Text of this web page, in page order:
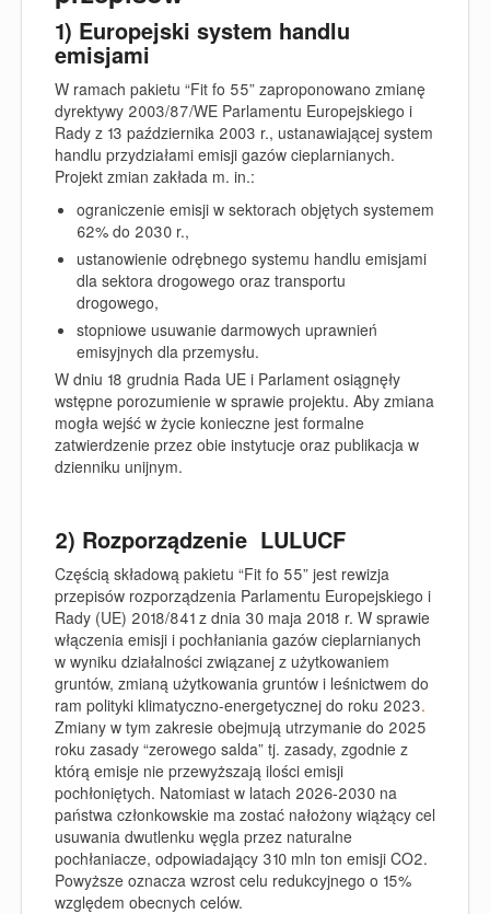
1) Europejski system handlu
emisjami
W ramach pakietu “Fit fo 55” zaproponowano zmianę
dyrektywy 2003/87/WE Parlamentu Europejskiego i
Rady z 13 października 2003 r., ustanawiającej system
handlu przydziałami emisji gazów cieplarnianych.
Projekt zmian zakłada m. in.:
ograniczenie emisji w sektorach objętych systemem
62% do 2030 r.,
ustanowienie odrębnego systemu handlu emisjami
dla sektora drogowego oraz transportu
drogowego,
stopniowe usuwanie darmowych uprawnień
emisyjnych dla przemysłu.
W dniu 18 grudnia Rada UE i Parlament osiągnęły
wstępne porozumienie w sprawie projektu. Aby zmiana
mogła wejść w życie konieczne jest formalne
zatwierdzenie przez obie instytucje oraz publikacja w
dzienniku unijnym.
2) Rozporządzenie LULUCF
Częścią składową pakietu “Fit fo 55” jest rewizja
przepisów rozporządzenia Parlamentu Europejskiego i
Rady (UE) 2018/841 z dnia 30 maja 2018 r. W sprawie
włączenia emisji i pochłaniania gazów cieplarnianych
w wyniku działalności związanej z użytkowaniem
gruntów, zmianą użytkowania gruntów i leśnictwem do
ram polityki klimatyczno-energetycznej do roku 2023.
Zmiany w tym zakresie obejmują utrzymanie do 2025
roku zasady “zerowego salda” tj. zasady, zgodnie z
którą emisje nie przewyższają ilości emisji
pochłoniętych. Natomiast w latach 2026-2030 na
państwa członkowskie ma zostać nałożony wiążący cel
usuwania dwutlenku węgla przez naturalne
pochłaniacze, odpowiadający 310 mln ton emisji CO2.
Powyższe oznacza wzrost celu redukcyjnego o 15%
względem obecnych celów.